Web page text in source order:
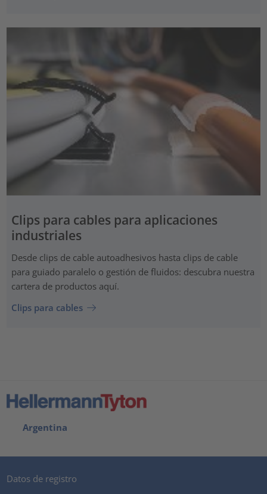
Clips para cables para aplicaciones
industriales
Desde clips de cable autoadhesivos hasta clips de cable
para guiado paralelo o gestión de fluidos: descubra nuestra
cartera de productos aquí.
Clips para cables
Argentina
Datos de registro